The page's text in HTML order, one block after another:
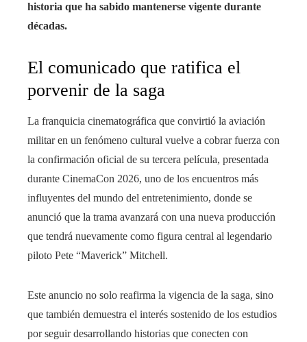
historia que ha sabido mantenerse vigente durante
décadas.
El comunicado que ratifica el
porvenir de la saga
La franquicia cinematográfica que convirtió la aviación
militar en un fenómeno cultural vuelve a cobrar fuerza con
la confirmación oficial de su tercera película, presentada
durante CinemaCon 2026, uno de los encuentros más
influyentes del mundo del entretenimiento, donde se
anunció que la trama avanzará con una nueva producción
que tendrá nuevamente como figura central al legendario
piloto Pete “Maverick” Mitchell.
Este anuncio no solo reafirma la vigencia de la saga, sino
que también demuestra el interés sostenido de los estudios
por seguir desarrollando historias que conecten con